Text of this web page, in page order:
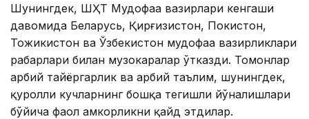
Шунингдек, ШҲТ Мудофаа вазирлари кенгаши
давомида Беларусь, Қирғизистон, Покистон,
Тожикистон ва Ўзбекистон мудофаа вазирликлари
раҳбарлари билан музокаралар ўтказди. Томонлар
ҳарбий тайёргарлик ва ҳарбий таълим, шунингдек,
қуролли кучларнинг бошқа тегишли йўналишлари
бўйича фаол ҳамкорликни қайд этдилар.